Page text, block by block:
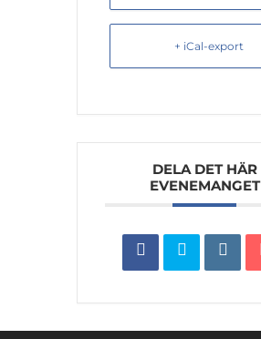
+ iCal-export
DELA DET HÄR
EVENEMANGET